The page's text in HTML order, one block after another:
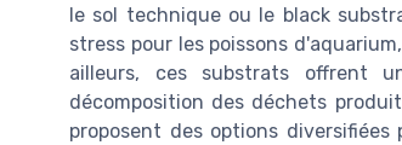
le sol technique ou le black
stress pour les poissons
ailleurs, ces substrats offrent
décomposition des déchets
proposent des options